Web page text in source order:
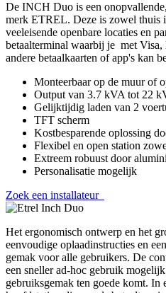
De INCH Duo is een
merk ETREL. Deze is zowel thuis
veeleisende openbare locaties en
betaalterminal waarbij je met Visa,
andere betaalkaarten of app's kan
Monteerbaar op de muur of
Output van 3.7 kVA tot 22
Gelijktijdig laden van 2
TFT scherm
Kostbesparende oplossing
Flexibel en open station
Extreem robuust door
Personalisatie mogelijk
Zoek een installateur
Het ergonomisch ontwerp en het
eenvoudige oplaadinstructies en
gemak voor alle gebruikers. De
een sneller ad-hoc gebruik
gebruiksgemak ten goede komt. In